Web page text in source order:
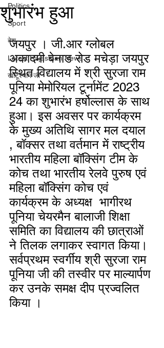
Politics
Sport
देश
Latest Rajasthan News
खाटूश्याम जी
शुभारंभ हुआ
जयपुर । जी.आर ग्लोबल
अकादमी बेनाड रोड मचेड़ा जयपुर
स्थित विद्यालय में श्री सुरजा राम
पूनिया मेमोरियल टूर्नामेंट 2023
24 का शुभारंभ हर्षोल्लास के साथ
हुआ। इस अवसर पर कार्यक्रम
के मुख्य अतिथि सागर मल दयाल
, बॉक्सर तथा वर्तमान में राष्ट्रीय
भारतीय महिला बॉक्सिंग टीम के
कोच तथा भारतीय रेलवे पुरुष एवं
महिला बॉक्सिंग कोच एवं
कार्यक्रम के अध्यक्ष  भागीरथ
पूनिया चेयरमैन बालाजी शिक्षा
समिति का विद्यालय की छात्राओं
ने तिलक लगाकर स्वागत किया।
सर्वप्रथम स्वर्गीय श्री सुरजा राम
पूनिया जी की तस्वीर पर माल्यार्पण
कर उनके समक्ष दीप प्रज्वलित
किया ।